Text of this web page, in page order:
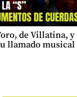
de Villatina, y
llamado musical